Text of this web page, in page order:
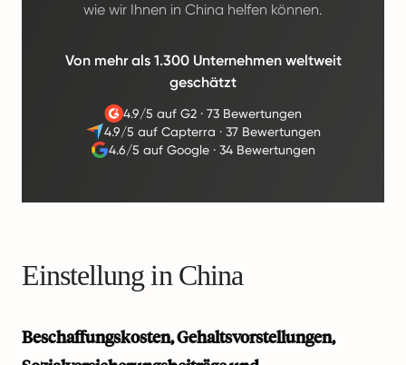
wie wir Ihnen in China helfen können.
Von mehr als 1.300 Unternehmen weltweit
geschätzt
4.9/5 auf G2· 73 Bewertungen
4.9/5 auf Capterra · 37 Bewertungen
4.6/5 auf Google ·34 Bewertungen
Einstellung in China
Beschaffungskosten, Gehaltsvorstellungen,